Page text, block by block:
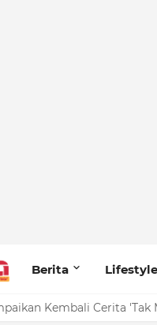
Berita Lifestyle
Kembali Cerita 'Tak